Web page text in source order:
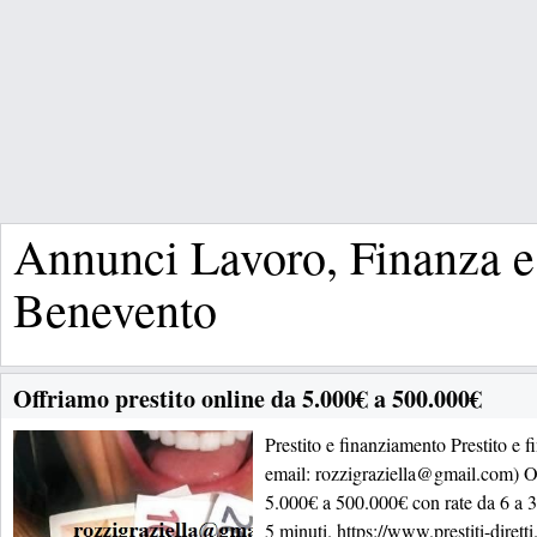
Annunci Lavoro, Finanza
Benevento
Offriamo prestito online da 5.000€ a 500.000€
Prestito e finanziamento Prestito e
email: rozzigraziella@gmail.com)
5.000€ a 500.000€ con rate da 6 a
5 minuti. https://www.prestiti-